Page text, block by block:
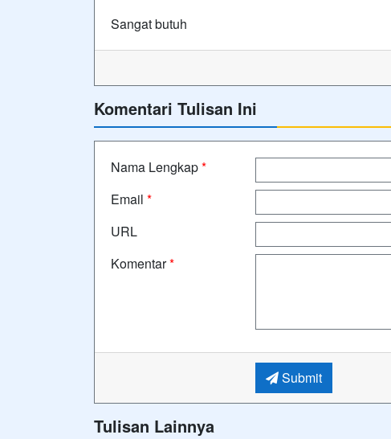
Sangat butuh
Komentari Tulisan Ini
Nama Lengkap*
Email *
URL
Komentar*
Submit
Tulisan Lainnya